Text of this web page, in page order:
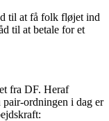
til at få folk fløjet ind
til at betale for et
fra DF. Heraf
pair-ordningen i dag er